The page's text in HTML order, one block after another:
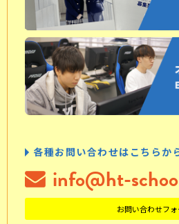
各種お問い合わせはこちらか
info@ht-
お問い合わせフ